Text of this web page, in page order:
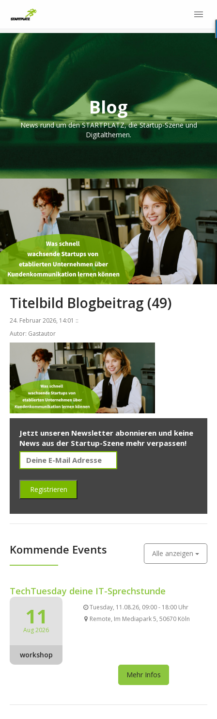
Blog
News rund um den STARTPLATZ, die Startup-Szene und
Digitalthemen.
Titelbild Blogbeitrag (49)
24. Februar 2026, 14:01 ::
Autor: Gastautor
Jetzt unseren Newsletter abonnieren und keine
News aus der Startup-Szene mehr verpassen!
Kommende Events Alle anzeigen
TechTuesday deine IT-Sprechstunde
11
Aug 2026
workshop
Tuesday, 11.08.26, 09:00 - 18:00 Uhr
Remote, Im Mediapark 5, 50670 Köln
Mehr Infos